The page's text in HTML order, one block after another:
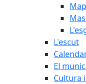
L'escut
El
Cultura